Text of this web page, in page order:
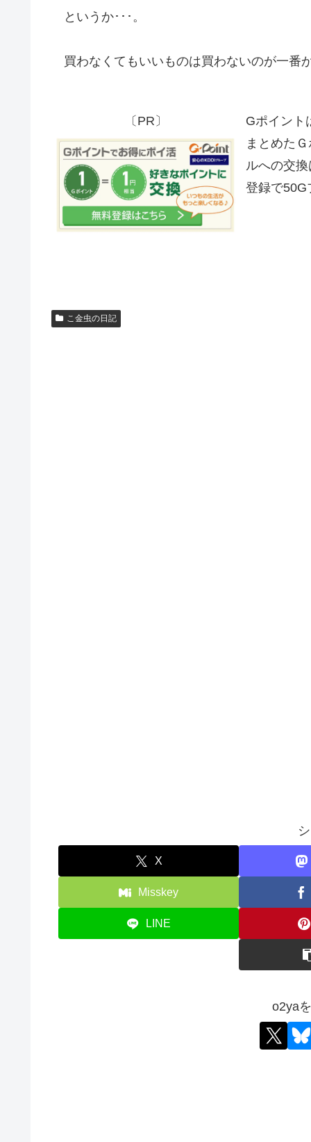
というか･･･。
買わなくてもいいものは買わないのが一番
〔PR〕
Gポイント
まとめた
ルへの交
登録で50G
こ金虫の日記
X
Misskey
LINE
o2ya